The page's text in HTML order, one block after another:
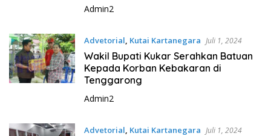
Admin2
Advetorial Kutai Kartanegara Juli 1, 2024
Wakil Bupati Kukar Serahkan Batuan
Kepada Korban Kebakaran di
Tenggarong
Admin2
Advetorial Kutai Kartanegara Juli 1, 2024